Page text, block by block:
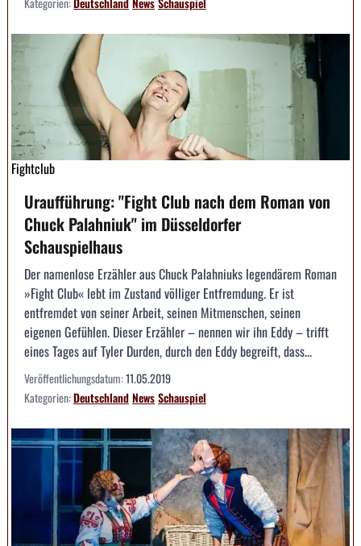
Fightclub
Uraufführung: "Fight Club nach dem Roman von
Chuck Palahniuk" im Düsseldorfer
Schauspielhaus
Der namenlose Erzähler aus Chuck Palahniuks legendärem Roman
»Fight Club« lebt im Zustand völliger Entfremdung. Er ist
entfremdet von seiner Arbeit, seinen Mitmenschen, seinen
eigenen Gefühlen. Dieser Erzähler – nennen wir ihn Eddy – trifft
eines Tages auf Tyler Durden, durch den Eddy begreift, dass...
Veröffentlichungsdatum:11.05.2019
Kategorien:DeutschlandNewsSchauspiel